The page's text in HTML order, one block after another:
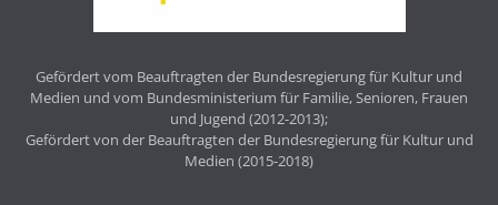
Gefördert vom Beauftragten der Bundesregierung für Kultur und
Medien und vom Bundesministerium für Familie, Senioren, Frauen
und Jugend (2012-2013);
Gefördert von der Beauftragten der Bundesregierung für Kultur und
Medien (2015-2018)